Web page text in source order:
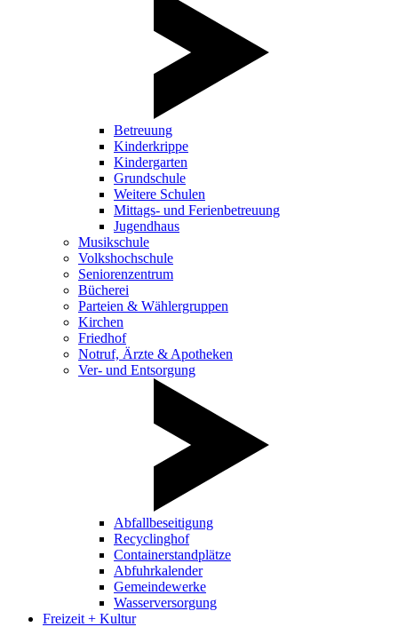
Betreuung
Kinderkrippe
Kindergarten
Grundschule
Weitere Schulen
Mittags- und Ferienbetreuung
Jugendhaus
Musikschule
Volkshochschule
Seniorenzentrum
Bücherei
Parteien & Wählergruppen
Kirchen
Friedhof
Notruf, Ärzte & Apotheken
Ver- und Entsorgung
Abfallbeseitigung
Recyclinghof
Containerstandplätze
Abfuhrkalender
Gemeindewerke
Wasserversorgung
Freizeit + Kultur